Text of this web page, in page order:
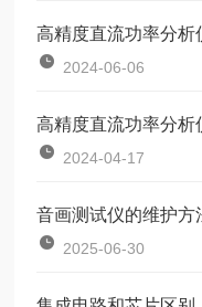
高精度直流功率分
2024-06-06
2024-04-17
音画测试仪的维护方
2025-06-30